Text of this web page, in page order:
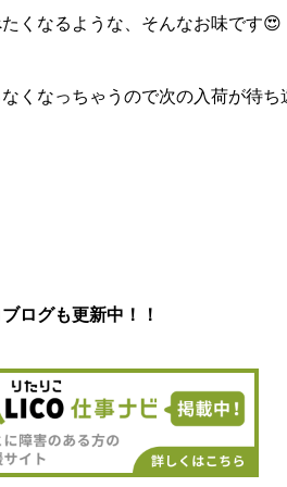
くなるような、そんなお味です😍
くなっちゃうので次の入荷が待ち
ログも更新中！！